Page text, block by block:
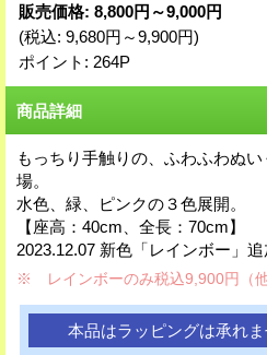
販売価格: 8,800円～9,000円
(税込: 9,680円～9,900円)
ポイント: 264P
商品詳細
もっちり手触りの、ふわふわぬ
場。
水色、緑、ピンクの３色展開。
【座高：40cm、全長：70cm
2023.12.07 新色「レインボー」追
※ レインボーのみ税込9,900円（他
本品はラッピングは承れ